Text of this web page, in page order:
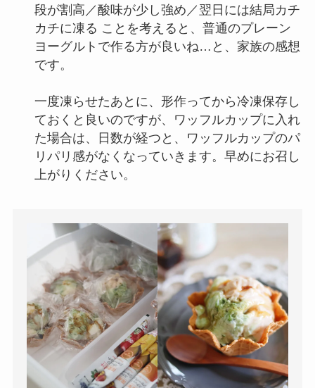
段が割高／酸味が少し強め／翌日には結局カチ
カチに凍る ことを考えると、普通のプレーン
ヨーグルトで作る方が良いね…と、家族の感想
です。
一度凍らせたあとに、形作ってから冷凍保存し
ておくと良いのですが、ワッフルカップに入れ
た場合は、日数が経つと、ワッフルカップのパ
リパリ感がなくなっていきます。早めにお召し
上がりください。